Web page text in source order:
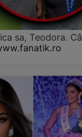
sa, Teodora.